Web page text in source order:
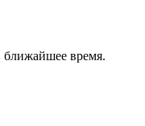
ближайшее время.